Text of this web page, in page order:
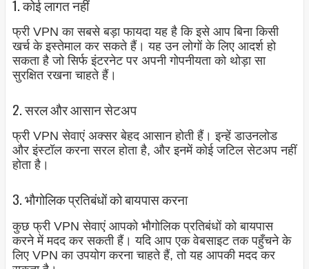
1. कोई लागत नहीं
फ्री VPN का सबसे बड़ा फायदा यह है कि इसे आप बिना किसी
खर्च के इस्तेमाल कर सकते हैं। यह उन लोगों के लिए आदर्श हो
सकता है जो सिर्फ इंटरनेट पर अपनी गोपनीयता को थोड़ा सा
सुरक्षित रखना चाहते हैं।
2. सरल और आसान सेटअप
फ्री VPN सेवाएं अक्सर बेहद आसान होती हैं। इन्हें डाउनलोड
और इंस्टॉल करना सरल होता है, और इनमें कोई जटिल सेटअप नहीं
होता है।
3. भौगोलिक प्रतिबंधों को बायपास करना
कुछ फ्री VPN सेवाएं आपको भौगोलिक प्रतिबंधों को बायपास
करने में मदद कर सकती हैं। यदि आप एक वेबसाइट तक पहुँचने के
लिए VPN का उपयोग करना चाहते हैं, तो यह आपकी मदद कर